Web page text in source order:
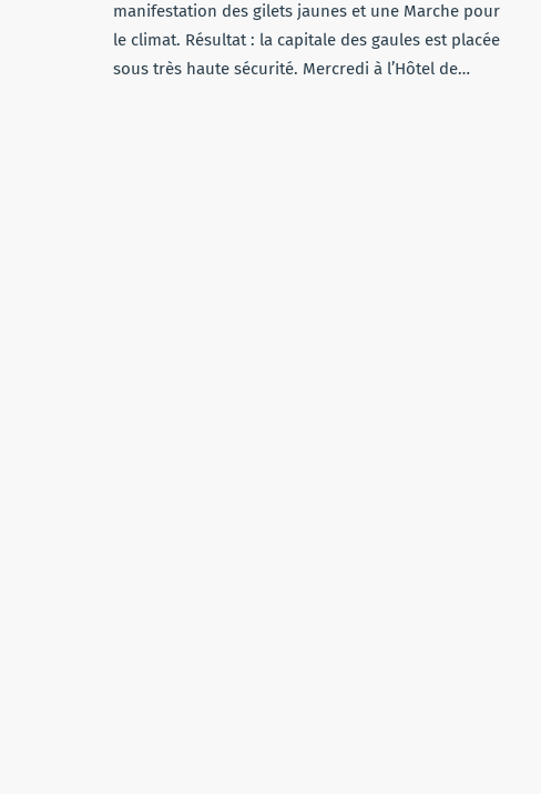
manifestation des gilets jaunes et une Marche pour
le climat. Résultat : la capitale des gaules est placée
sous très haute sécurité. Mercredi à l’Hôtel de…